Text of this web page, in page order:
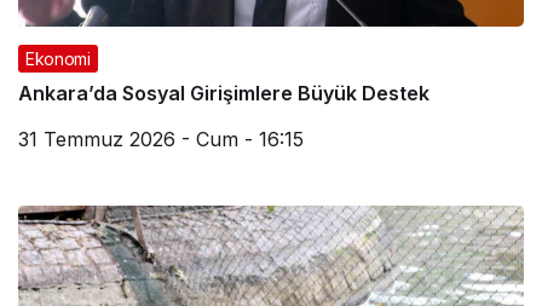
Ekonomi
Ankara’da Sosyal Girişimlere Büyük Destek
31 Temmuz 2026 - Cum - 16:15